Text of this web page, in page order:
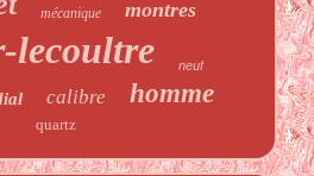
mécanique montres
lecoultre neuf
calibre homme
quartz